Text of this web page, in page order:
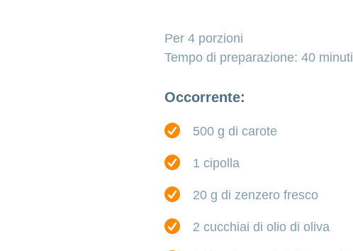
Per 4 porzioni
Tempo di preparazione: 40 minuti
Occorrente:
500 g di carote
1 cipolla
20 g di zenzero fresco
2 cucchiai di olio di oliva